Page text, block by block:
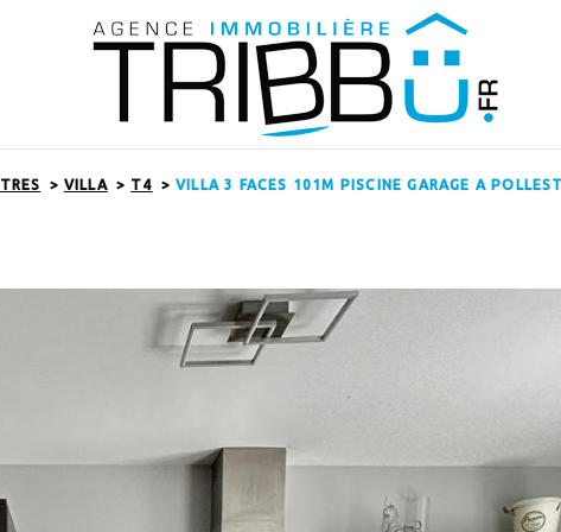
VILLA T4 VILLA 3 FACES 101M PISCINE GARAGE A